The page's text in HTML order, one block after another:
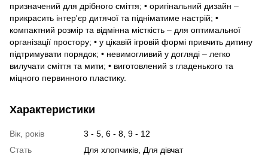
призначений для дрібного сміття; • оригінальний дизайн –
прикрасить інтер'єр дитячої та підніматиме настрій; •
компактний розмір та відмінна місткість – для оптимальної
організації простору; • у цікавій ігровій формі привчить дитину
підтримувати порядок; • невимогливий у догляді – легко
вилучати сміття та мити; • виготовлений з гладенького та
міцного первинного пластику.
Характеристики
Вік, років
3 - 5, 6 - 8, 9 - 12
Стать
Для хлопчиків, Для дівчат